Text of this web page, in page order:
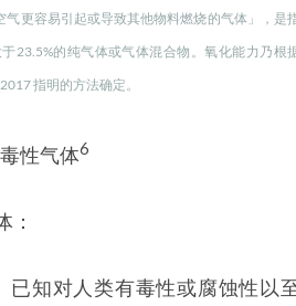
气更容易引起或导致其他物料燃烧的气体」，是
23.5%的纯气体或气体混合物。氧化能力乃根
指明的方法确定。
性气体6
：
已知对人类有毒性或腐蚀性以